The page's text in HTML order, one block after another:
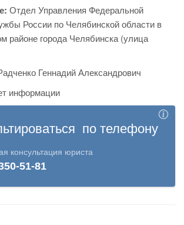
Отдел Управления Федеральной
России по Челябинской области в
районе города Челябинска (улица
Геннадий Александрович
информации